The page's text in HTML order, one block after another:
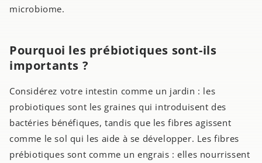
microbiome.
Pourquoi les prébiotiques sont-ils
importants ?
Considérez votre intestin comme un jardin : les
probiotiques sont les graines qui introduisent des
bactéries bénéfiques, tandis que les fibres agissent
comme le sol qui les aide à se développer. Les fibres
prébiotiques sont comme un engrais : elles nourrissent